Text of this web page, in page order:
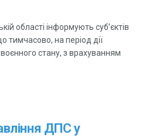
області інформують суб’єктів
тимчасово, на період дії
стану, з врахуванням
ДПС у